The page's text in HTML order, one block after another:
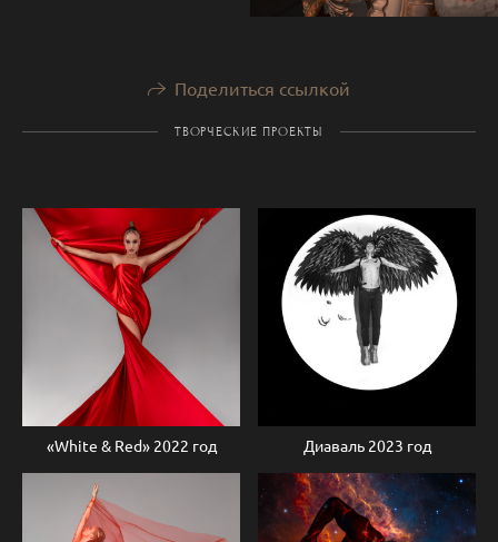
Поделиться ссылкой
ТВОРЧЕСКИЕ ПРОЕКТЫ
«White & Red» 2022 год Диаваль 2023 год